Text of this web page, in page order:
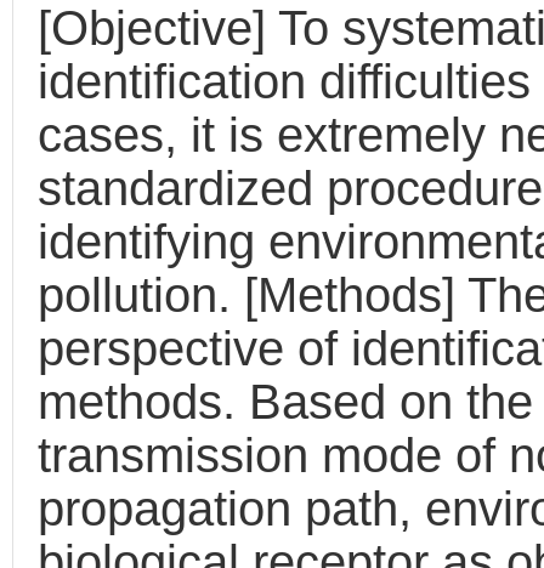
[Objective] To
identification
cases, it is extremely
standardized
identifying
pollution. [Methods]
perspective of
methods. Based on
transmission mode of
propagation path,